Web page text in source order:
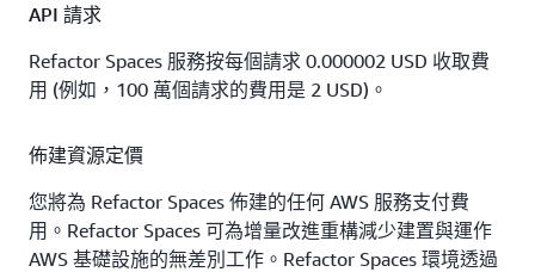
API 請求
Refactor Spaces 服務按每個請求 0.000002 USD 收取費
用 (例如，100 萬個請求的費用是 2 USD)。
佈建資源定價
您將為 Refactor Spaces 佈建的任何 AWS 服務支付費
用。Refactor Spaces 可為增量改進重構減少建置與運作
AWS 基礎設施的無差別工作。Refactor Spaces 環境透過